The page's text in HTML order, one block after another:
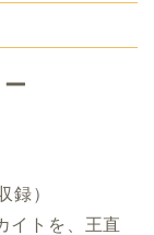
録）
イトを、王直